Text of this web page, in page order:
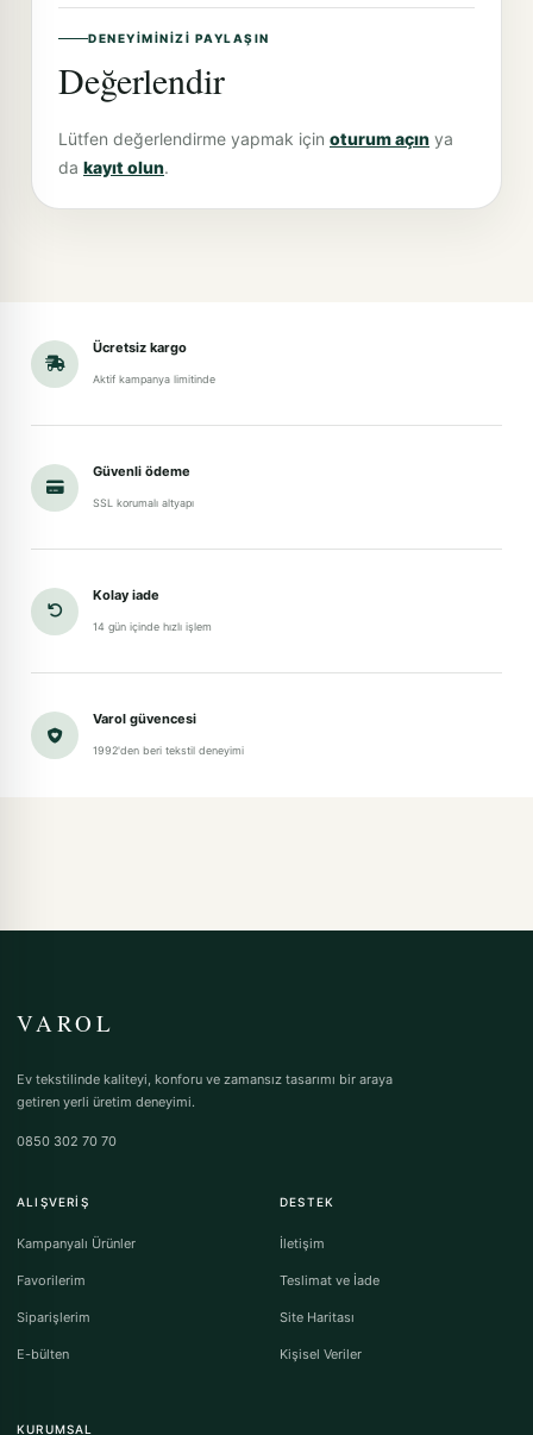
DENEYIMINIZI PAYLAŞIN
Değerlendir
Lütfen değerlendirme yapmak için oturum açın ya
da kayıt olun.
Ücretsiz kargo
Aktif kampanya limitinde
Güvenli ödeme
SSL korumalı altyapı
Kolay iade
14 gün içinde hızlı işlem
Varol güvencesi
1992'den beri tekstil deneyimi
VAROL
Ev tekstilinde kaliteyi, konforu ve zamansız tasarımı bir araya
getiren yerli üretim deneyimi.
0850 302 70 70
ALIŞVERIŞ
Kampanyalı Ürünler
Favorilerim
Siparişlerim
E-bülten
DESTEK
İletişim
Teslimat ve İade
Site Haritası
Kişisel Veriler
KURUMSAL